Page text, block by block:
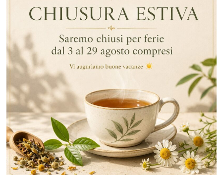
succhi e prodotti da forno.
Dolcificante aspartame: perché non
conviene utilizzarlo?
Da una parte, il dolcificante può essere assunto,
sebbene in dosi minime. La dose è stata fissata a un
massimo di 40 mg al giorno per kg di peso corporeo. Se
superiamo la dose consentita, potremmo arrecare
numerosi problemi al nostro organismo, perché
introdurremmo la tossicità del metabolita
dell’aspartame metanolo.
C’è qualcuno che non può metabolizzare l’aspartame?
Sì, ovvero chi è affetto da una malattia genetica che